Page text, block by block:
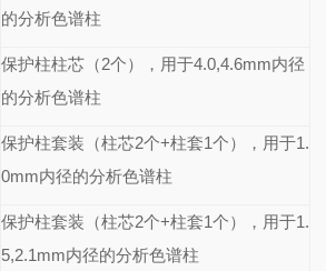
的分析色谱柱
保护柱柱芯（2个），用于4.0,4.6mm内径
的分析色谱柱
保护柱套装（柱芯2个+柱套1个），用于1.
0mm内径的分析色谱柱
保护柱套装（柱芯2个+柱套1个），用于1.
5,2.1mm内径的分析色谱柱